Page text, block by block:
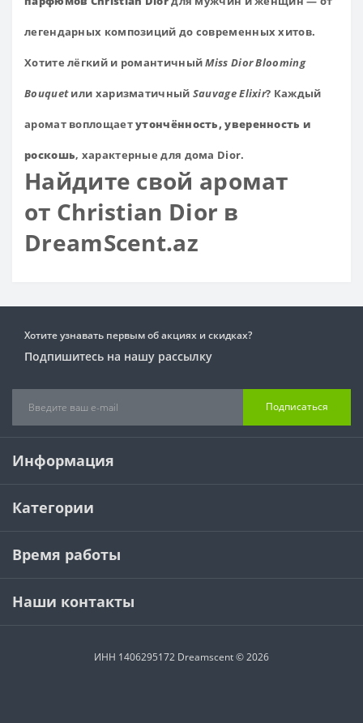
легендарных композиций до современных хитов.
Хотите лёгкий и романтичныйMiss Dior Blooming
Bouquetили харизматичный Sauvage Elixir? Каждый
аромат воплощаетутончённость, уверенность и
роскошь, характерные для дома Dior.
Найдите свой аромат
от Christian Dior в
DreamScent.az
Хотите узнавать первым об акциях и скидках?
Подпишитесь на нашу рассылку
Подписаться
Информация
Категории
Время работы
Наши контакты
ИНН 1406295172 Dreamscent © 2026